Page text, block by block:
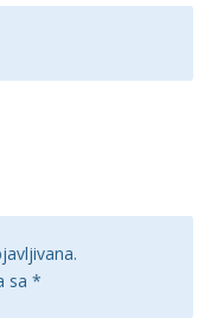
sa *